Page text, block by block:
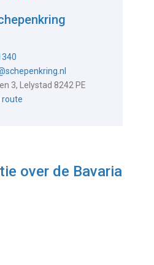
3, Lelystad 8242 PE
route
over de Bavaria